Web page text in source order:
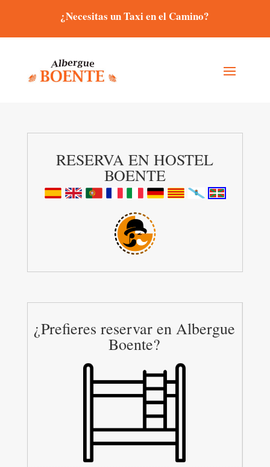
¿Necesitas un Taxi en el Camino?
RESERVA EN HOSTEL
BOENTE
¿Prefieres reservar en Albergue
Boente?